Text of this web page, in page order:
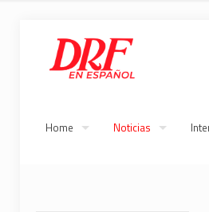
Home Noticias